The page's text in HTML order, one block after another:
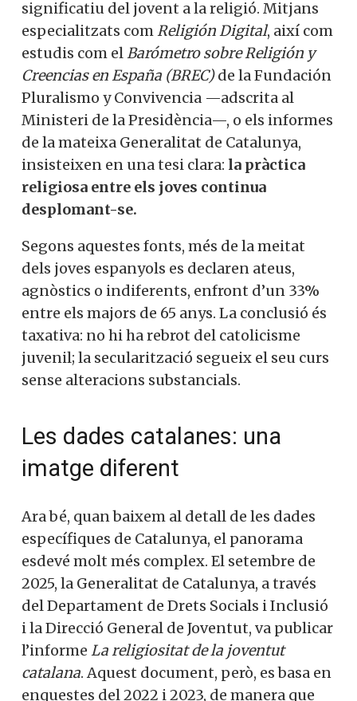
significatiu del jovent a la religió. Mitjans
especialitzats comReligión Digital, així com
estudis com elBarómetro sobre Religión y
Creencias en España (BREC)de la Fundación
Pluralismo y Convivencia —adscrita al
Ministeri de la Presidència—, o els informes
de la mateixa Generalitat de Catalunya,
insisteixen en una tesi clara: la pràctica
religiosa entre els joves continua
desplomant-se.
Segons aquestes fonts, més de la meitat
dels joves espanyols es declaren ateus,
agnòstics o indiferents, enfront d’un 33%
entre els majors de 65 anys. La conclusió és
taxativa: no hi ha rebrot del catolicisme
juvenil; la secularització segueix el seu curs
sense alteracions substancials.
Les dades catalanes: una
imatge diferent
Ara bé, quan baixem al detall de les dades
específiques de Catalunya, el panorama
esdevé molt més complex. El setembre de
2025, la Generalitat de Catalunya, a través
del Departament de Drets Socials i Inclusió
i la Direcció General de Joventut, va publicar
l’informe La religiositat de la joventut
catalana. Aquest document, però, es basa en
enquestes del 2022 i 2023, de manera que